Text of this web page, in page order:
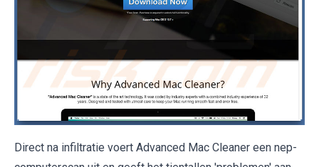
Direct na infiltratie voert Advanced Mac Cleaner een nep-